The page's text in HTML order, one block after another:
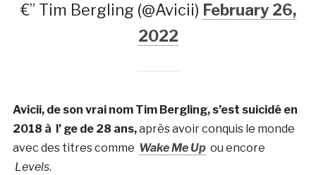
€” Tim Bergling (@Avicii) February 26,
2022
Avicii, de son vrai nom Tim Bergling, s’est suicidé en
2018 à l’ ge de 28 ans,après avoir conquis le monde
avec des titres comme Wake Me Upou encore
Levels.